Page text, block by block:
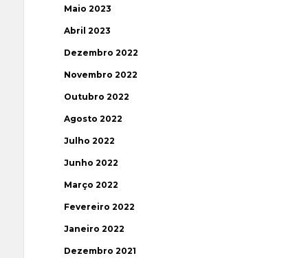
Maio 2023
Abril 2023
Dezembro 2022
Novembro 2022
Outubro 2022
Agosto 2022
Julho 2022
Junho 2022
Março 2022
Fevereiro 2022
Janeiro 2022
Dezembro 2021